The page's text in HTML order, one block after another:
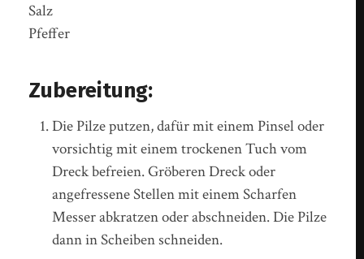
Salz
Pfeffer
Zubereitung:
Die Pilze putzen, dafür mit einem Pinsel oder
vorsichtig mit einem trockenen Tuch vom
Dreck befreien. Gröberen Dreck oder
angefressene Stellen mit einem Scharfen
Messer abkratzen oder abschneiden. Die Pilze
dann in Scheiben schneiden.